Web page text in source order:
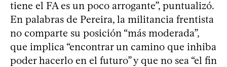
tiene el FA es un poco arrogante”, puntualizó.
En palabras de Pereira, la militancia frentista
no comparte su posición “más moderada”,
que implica “encontrar un camino que inhiba
poder hacerlo en el futuro” y que no sea “el fin